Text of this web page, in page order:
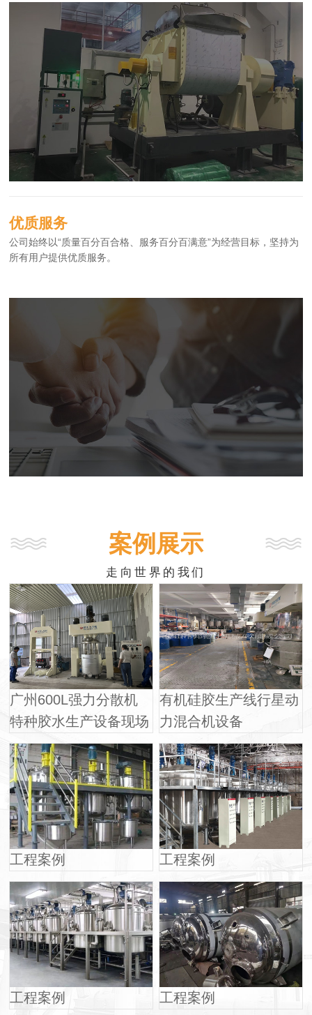
优质服务
公司始终以“质量百分百合格、服务百分百满意”为经营目标，坚持为
所有用户提供优质服务。
案例展示
走向世界的我们
广州600L强力分散机
特种胶水生产设备现场
有机硅胶生产线行星动
力混合机设备
工程案例 工程案例
工程案例 工程案例